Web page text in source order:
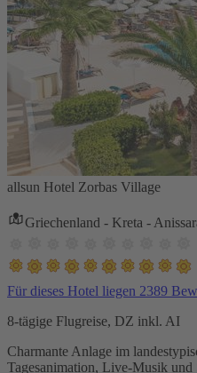
allsun Hotel Zorbas Village
Griechenland - Kreta -
Für dieses Hotel liegen 2389
8-tägige Flugreise, DZ inkl. AI
Charmante Anlage im
Tagesanimation, Live-Musik